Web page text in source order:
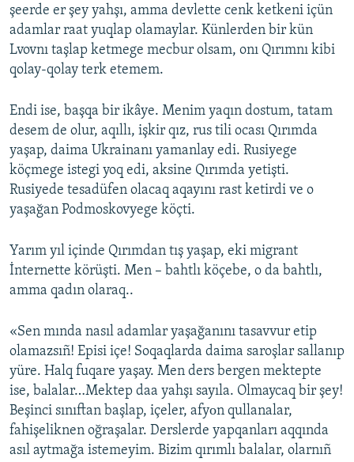
şeerde er şey yahşı, amma devlette cenk ketkeni içün
adamlar raat yuqlap olamaylar. Künlerden bir kün
Lvovnı taşlap ketmege mecbur olsam, onı Qırımnı kibi
qolay-qolay terk etemem.
Endi ise, başqa bir ikâye. Menim yaqın dostum, tatam
desem de olur, aqıllı, işkir qız, rus tili ocası Qırımda
yaşap, daima Ukrainanı yamanlay edi. Rusiyege
köçmege istegi yoq edi, aksine Qırımda yetişti.
Rusiyede tesadüfen olacaq aqayını rast ketirdi ve o
yaşağan Podmoskovyege köçti.
Yarım yıl içinde Qırımdan tış yaşap, eki migrant
İnternette körüşti. Men – bahtlı köçebe, o da bahtlı,
amma qadın olaraq..
«Sen mında nasıl adamlar yaşağanını tasavvur etip
olamazsıñ! Episi içe! Soqaqlarda daima saroşlar sallanıp
yüre. Halq fuqare yaşay. Men ders bergen mektepte
ise, bаlalar…Mektep daa yahşı sayıla. Olmaycaq bir şey!
Beşinci sınıftan başlap, içeler, afyоn qullanalar,
fahişeliknen oğraşalar. Derslerde yapqanları aqqında
asıl aytmağa istemeyim. Bizim qırımlı balalar, olarnıñ